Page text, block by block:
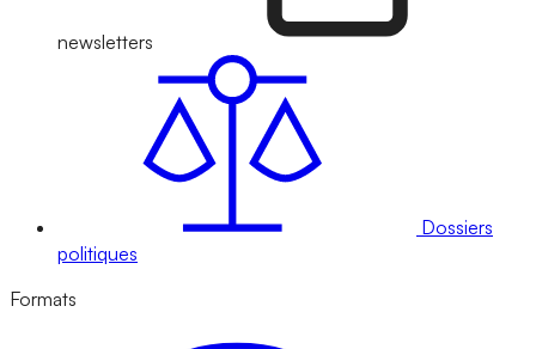
newsletters
Dossiers
politiques
Formats